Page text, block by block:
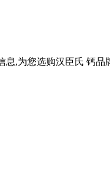
,为您选购汉臣氏 钙